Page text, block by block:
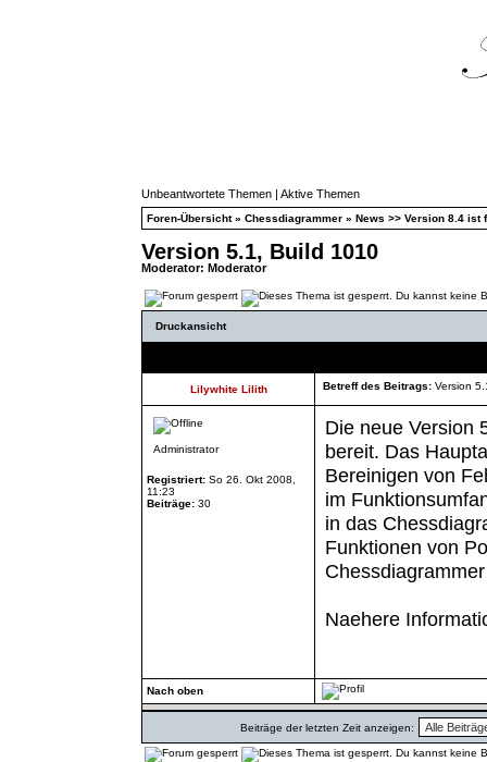
Unbeantwortete Themen | Aktive Themen
Foren-Übersicht» Chessdiagrammer » News >> Version 8.4 ist
Version 5.1, Build 1010
Moderator: Moderator
Druckansicht
Lilywhite Lilith Betreff des Beitrags: Version
Administrator
Registriert: So 26. Okt 2008,
11:23
Beiträge: 30
Die neue Version
bereit. Das
Bereinigen von
im
in das
Funktionen von
Naehere
Nach oben
Beiträge der letzten Zeit anzeigen: